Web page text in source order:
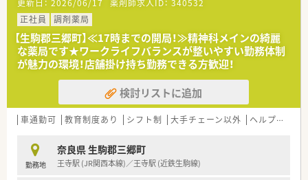
育休取得・復帰率100％、平均残業時間7ｈ/月、離職率5％など従
業員満足度は非常に高いです。
■ボトムアップ・地域連携・ライフワークバランスを実現してい
る結果、「優良企業ガイド 2018」にて奈良県1位を獲得！
更新日： 2026/06/17 薬剤師求人ID： 340532
正社員
調剤薬局
【生駒郡三郷町】≪17時までの開局！≫精神科メインの綺麗
な薬局です★ワークライフバランスが整いやすい勤務体制
が魅力の環境！店舗掛け持ち勤務できる方歓迎！
検討リストに追加
車通勤可 教育制度あり シフト制 大手チェーン以外 ヘルプ体制充実
勤務地
奈良県 生駒郡三郷町
王寺駅 (JR関西本線)／王寺駅 (近鉄生駒線)